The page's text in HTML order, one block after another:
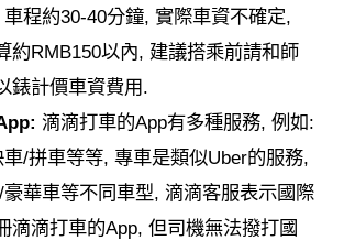
程約30-40分鐘, 實際車資不確定,
約RMB150以內, 建議搭乘前請和師
錶計價車資費用.
滴滴打車的App有多種服務, 例如:
/拼車等等, 專車是類似Uber的服務,
華車等不同車型, 滴滴客服表示國際
滴滴打車的App, 但司機無法撥打國